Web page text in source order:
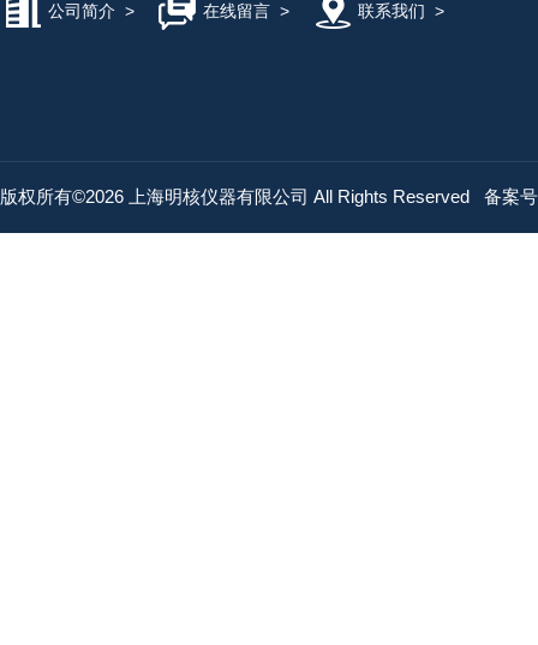
公司简介 > 在线留言> 联系我们 >
版权所有©2026 上海明核仪器有限公司 All Rights Reserved 备案